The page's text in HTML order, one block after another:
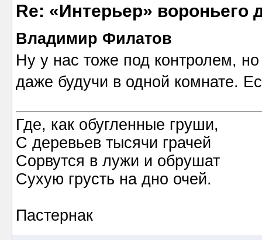
Re: «Интерьер» вороньего
Владимир Филатов
Ну у нас тоже под контролем,
даже будучи в одной комнате.
Где, как обугленные груши,
С деревьев тысячи грачей
Сорвутся в лужи и обрушат
Сухую грусть на дно очей.
Пастернак